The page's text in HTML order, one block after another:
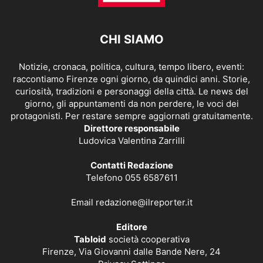
CHI SIAMO
Notizie, cronaca, politica, cultura, tempo libero, eventi:
raccontiamo Firenze ogni giorno, da quindici anni. Storie,
curiosità, tradizioni e personaggi della città. Le news del
giorno, gli appuntamenti da non perdere, le voci dei
protagonisti. Per restare sempre aggiornati gratuitamente.
Direttore responsabile
Ludovica Valentina Zarrilli
Contatti Redazione
Telefono 055 6587611
Email redazione@ilreporter.it
Editore
Tabloid società cooperativa
Firenze, Via Giovanni dalle Bande Nere, 24